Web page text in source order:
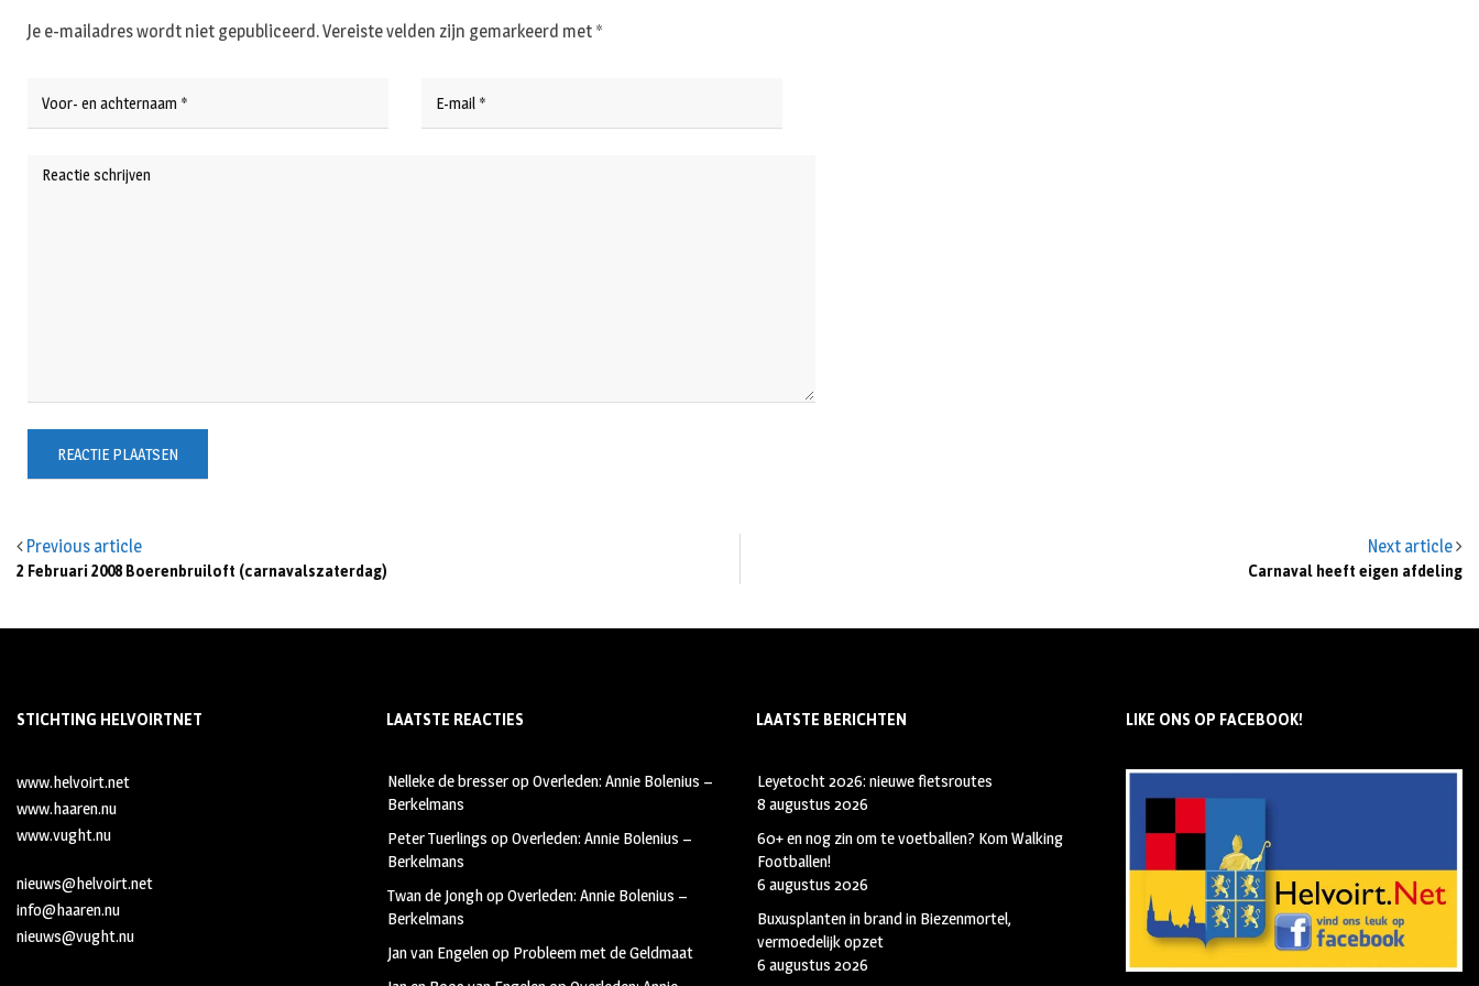
Previous article
2 Februari 2008 Boerenbruiloft (carnavalszaterdag)
Next article
Carnaval heeft eigen afdeling
Je e-mailadres wordt niet gepubliceerd.Vereiste velden zijn gemarkeerd met *
STICHTING HELVOIRTNET
www.helvoirt.net
www.haaren.nu
www.vught.nu
nieuws@helvoirt.net
info@haaren.nu
nieuws@vught.nu
LAATSTE REACTIES
Nelleke de bresseropOverleden: Annie Bolenius –
Berkelmans
Peter Tuerlings opOverleden: Annie Bolenius –
Berkelmans
Twan de JonghopOverleden: Annie Bolenius –
Berkelmans
Jan van Engelenop Probleem met de Geldmaat
LAATSTE BERICHTEN
Leyetocht 2026: nieuwe fietsroutes
8 augustus 2026
60+ en nog zin om te voetballen? Kom Walking
Footballen!
6 augustus 2026
Buxusplanten in brand in Biezenmortel,
vermoedelijk opzet
6 augustus 2026
LIKE ONS OP FACEBOOK!